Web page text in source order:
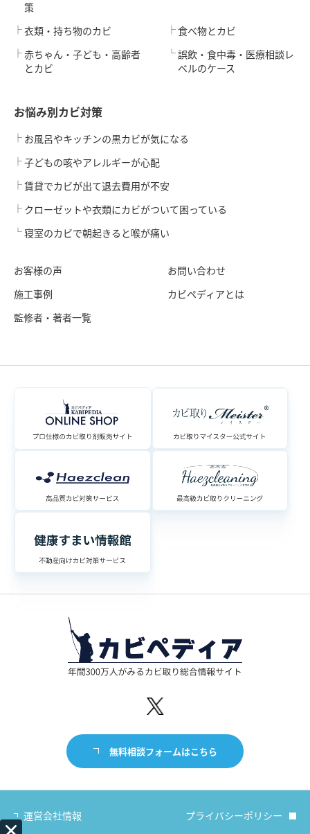
策
衣類・持ち物のカビ
赤ちゃん・子ども・高齢者
とカビ
食べ物とカビ
誤飲・食中毒・医療相談レ
ベルのケース
お悩み別カビ対策
お風呂やキッチンの黒カビが気になる
子どもの咳やアレルギーが心配
賃貸でカビが出て退去費用が不安
クローゼットや衣類にカビがついて困っている
寝室のカビで朝起きると喉が痛い
お客様の声
施工事例
監修者・著者一覧
お問い合わせ
カビペディアとは
無料相談フォームはこちら
運営会社情報 プライバシーポリシー